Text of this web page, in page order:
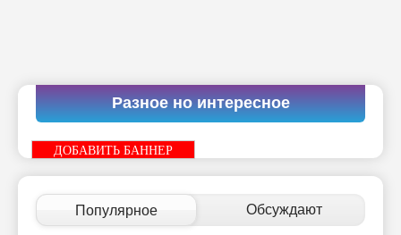
Разное но интересное
ДОБАВИТЬ БАННЕР
Популярное Обсуждают